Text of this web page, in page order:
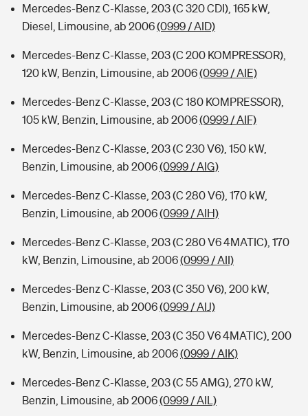
Mercedes-Benz C-Klasse, 203 (C 320 CDI), 165 kW,
Diesel, Limousine, ab 2006(0999 / AID)
Mercedes-Benz C-Klasse, 203 (C 200 KOMPRESSOR),
120 kW, Benzin, Limousine, ab 2006(0999 / AIE)
Mercedes-Benz C-Klasse, 203 (C 180 KOMPRESSOR),
105 kW, Benzin, Limousine, ab 2006(0999 / AIF)
Mercedes-Benz C-Klasse, 203 (C 230 V6), 150 kW,
Benzin, Limousine, ab 2006(0999 / AIG)
Mercedes-Benz C-Klasse, 203 (C 280 V6), 170 kW,
Benzin, Limousine, ab 2006(0999 / AIH)
Mercedes-Benz C-Klasse, 203 (C 280 V6 4MATIC), 170
kW, Benzin, Limousine, ab 2006(0999 / AII)
Mercedes-Benz C-Klasse, 203 (C 350 V6), 200 kW,
Benzin, Limousine, ab 2006(0999 / AIJ)
Mercedes-Benz C-Klasse, 203 (C 350 V6 4MATIC), 200
kW, Benzin, Limousine, ab 2006(0999 / AIK)
Mercedes-Benz C-Klasse, 203 (C 55 AMG), 270 kW,
Benzin, Limousine, ab 2006(0999 / AIL)